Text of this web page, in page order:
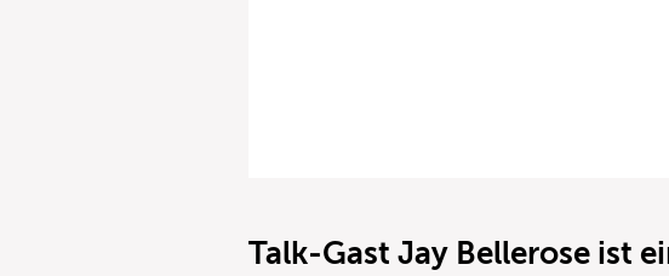
Talk-Gast Jay Bellerose ist